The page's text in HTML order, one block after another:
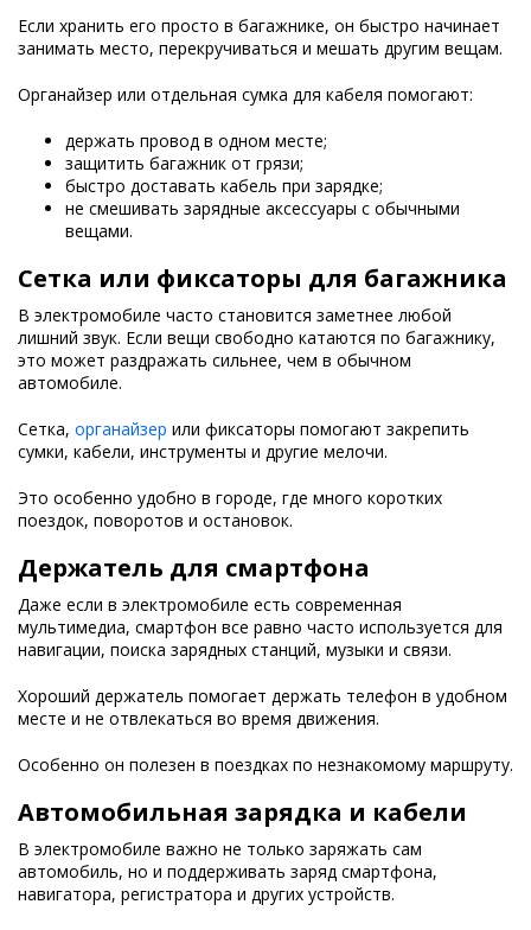
Если хранить его просто в багажнике, он быстро начинает
занимать место, перекручиваться и мешать другим вещам.
Органайзер или отдельная сумка для кабеля помогают:
держать провод в одном месте;
защитить багажник от грязи;
быстро доставать кабель при зарядке;
не смешивать зарядные аксессуары с обычными
вещами.
Сетка или фиксаторы для багажника
В электромобиле часто становится заметнее любой
лишний звук. Если вещи свободно катаются по багажнику,
это может раздражать сильнее, чем в обычном
автомобиле.
Сетка, органайзер или фиксаторы помогают закрепить
сумки, кабели, инструменты и другие мелочи.
Это особенно удобно в городе, где много коротких
поездок, поворотов и остановок.
Держатель для смартфона
Даже если в электромобиле есть современная
мультимедиа, смартфон все равно часто используется для
навигации, поиска зарядных станций, музыки и связи.
Хороший держатель помогает держать телефон в удобном
месте и не отвлекаться во время движения.
Особенно он полезен в поездках по незнакомому маршруту.
Автомобильная зарядка и кабели
В электромобиле важно не только заряжать сам
автомобиль, но и поддерживать заряд смартфона,
навигатора, регистратора и других устройств.